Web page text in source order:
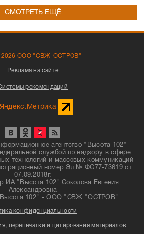
СМОТРЕТЬ ЕЩЁ
2026 ООО "СВЖ"ОСТРОВ"
Реклама на сайте
рекомендаций
агентство "Высота 102"
службой по надзору в сфере
технологий и массовых коммуникаций
номер Эл № ФС77-73619 от
07.09.2018г.
ИА "Высота 102" Соколова Евгения
Александровна
"Высота 102" - ООО "СВЖ "ОСТРОВ"
конфиденциальности
перепечатки и цитирования материалов